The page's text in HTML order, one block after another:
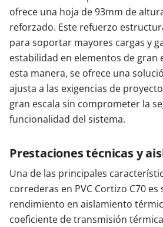
ofrece una hoja de 93mm de
reforzado. Este refuerzo
para soportar mayores cargas y
estabilidad en elementos de gran
esta manera, se ofrece una
ajusta a las exigencias de
gran escala sin comprometer la
funcionalidad del sistema.
Prestaciones técnicas y
Una de las principales
correderas en PVC Cortizo C70 es
rendimiento en aislamiento
coeficiente de transmisión